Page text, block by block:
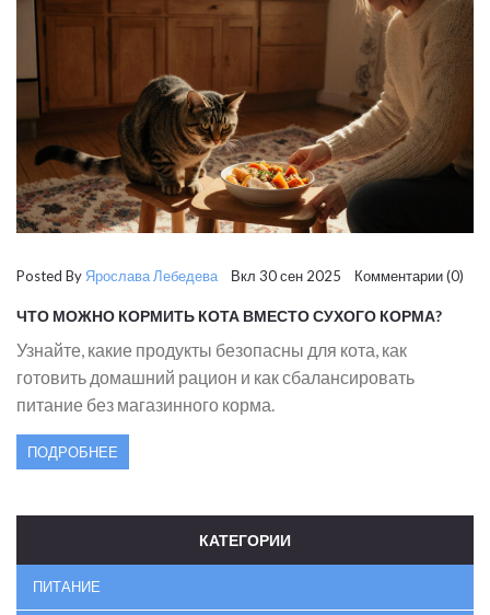
Posted By Ярослава Лебедева Вкл 30 сен 2025 Комментарии (0)
ЧТО МОЖНО КОРМИТЬ КОТА ВМЕСТО СУХОГО КОРМА?
Узнайте, какие продукты безопасны для кота, как
готовить домашний рацион и как сбалансировать
питание без магазинного корма.
ПОДРОБНЕЕ
КАТЕГОРИИ
ПИТАНИЕ